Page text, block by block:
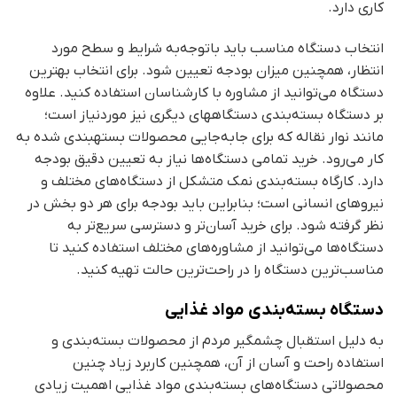
کاری دارد.
انتخاب دستگاه مناسب باید باتوجه‌به شرایط و سطح مورد
انتظار، همچنین میزان بودجه تعیین شود. برای انتخاب بهترین
دستگاه می‌توانید از مشاوره با کارشناسان استفاده کنید. علاوه
بر دستگاه بسته‌بندی دستگاه­های دیگری نیز موردنیاز است؛
مانند نوار نقاله که برای جابه‌جایی محصولات بسته­بندی شده به
کار می‌رود. خرید تمامی دستگاه‌ها نیاز به تعیین دقیق بودجه
دارد. کارگاه بسته‌بندی نمک متشکل از دستگاه‌های مختلف و
نیروهای انسانی است؛ بنابراین باید بودجه برای هر دو بخش در
نظر گرفته شود. برای خرید آسان‌تر و دسترسی سریع‌تر به
دستگاه‌ها می‌توانید از مشاوره‌های مختلف استفاده کنید تا
مناسب‌ترین دستگاه را در راحت‌ترین حالت تهیه کنید.
دستگاه بسته‌بندی مواد غذایی
به دلیل استقبال چشمگیر مردم از محصولات بسته‌بندی و
استفاده راحت و آسان از آن، همچنین کاربرد زیاد چنین
محصولاتی دستگاه‌های بسته‌بندی مواد غذایی اهمیت زیادی